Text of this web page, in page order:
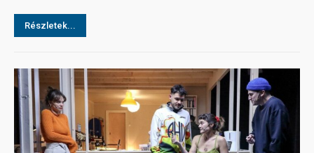
Részletek...